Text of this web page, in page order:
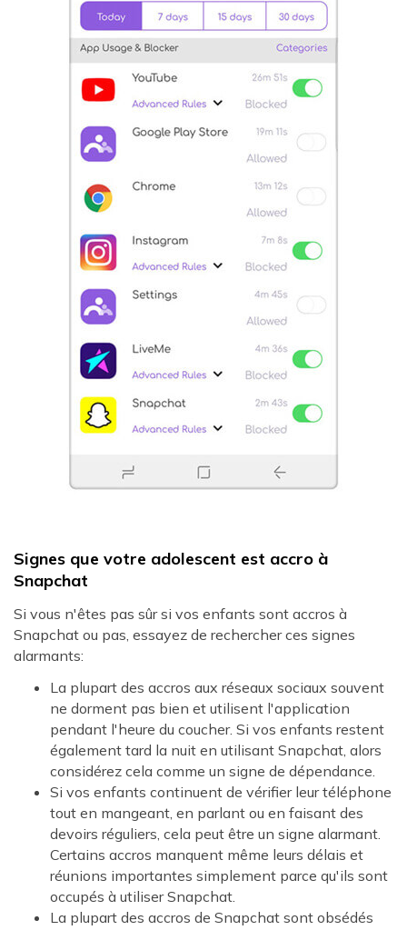
Signes que votre adolescent est accro à
Snapchat
Si vous n'êtes pas sûr si vos enfants sont accros à
Snapchat ou pas, essayez de rechercher ces signes
alarmants:
La plupart des accros aux réseaux sociaux souvent
ne dorment pas bien et utilisent l'application
pendant l'heure du coucher. Si vos enfants restent
également tard la nuit en utilisant Snapchat, alors
considérez cela comme un signe de dépendance.
Si vos enfants continuent de vérifier leur téléphone
tout en mangeant, en parlant ou en faisant des
devoirs réguliers, cela peut être un signe alarmant.
Certains accros manquent même leurs délais et
réunions importantes simplement parce qu'ils sont
occupés à utiliser Snapchat.
La plupart des accros de Snapchat sont obsédés